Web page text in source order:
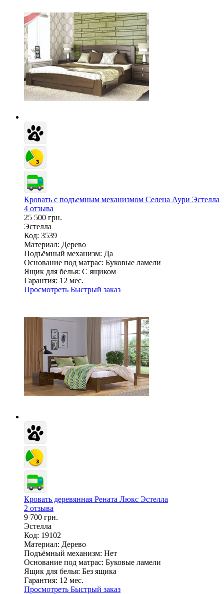
Кровать с подъемным механизмом Селена Аури Эстелла
4 отзыва
25 500 грн.
Эстелла
Код: 3539
Материал: Дерево
Подъёмный механизм: Да
Основание под матрас: Буковые ламели
Ящик для белья: С ящиком
Гарантия: 12 мес.
Просмотреть Быстрый заказ
Кровать деревянная Рената Люкс Эстелла
2 отзыва
9 700 грн.
Эстелла
Код: 19102
Материал: Дерево
Подъёмный механизм: Нет
Основание под матрас: Буковые ламели
Ящик для белья: Без ящика
Гарантия: 12 мес.
Просмотреть Быстрый заказ